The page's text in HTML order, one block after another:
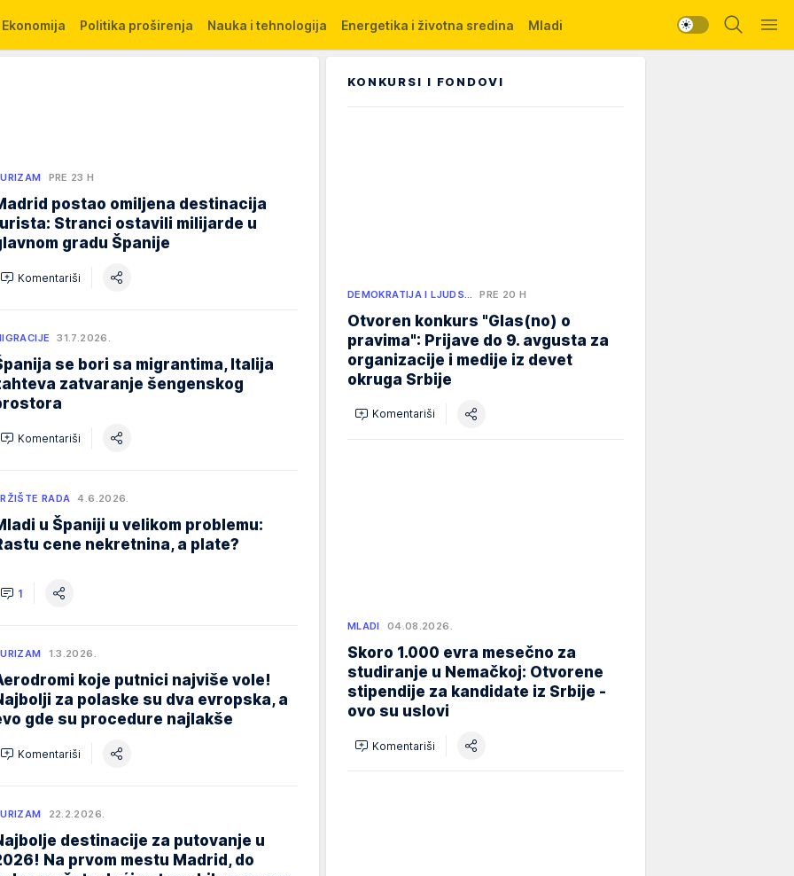
Ekonomija Politika proširenja Nauka i tehnologija Energetika i životna sredina Mladi
PRE 23 H
postao omiljena destinacija
Stranci ostavili milijarde u
gradu Španije
Komentariši
31.7.2026.
se bori sa migrantima, Italija
zatvaranje šengenskog
Komentariši
RADA 4.6.2026.
u Španiji u velikom problemu:
cene nekretnina, a plate?
1
1.3.2026.
koje putnici najviše vole!
za polaske su dva evropska, a
gde su procedure najlakše
Komentariši
22.2.2026.
destinacije za putovanje u
Na prvom mestu Madrid, do
KONKURSI I FONDOVI
DEMOKRATIJA I LJUDS… PRE 20 H
Otvoren konkurs "Glas(no) o
pravima": Prijave do 9. avgusta za
organizacije i medije iz devet
okruga Srbije
Komentariši
MLADI 04.08.2026.
Skoro 1.000 evra mesečno za
studiranje u Nemačkoj: Otvorene
stipendije za kandidate iz Srbije -
ovo su uslovi
Komentariši